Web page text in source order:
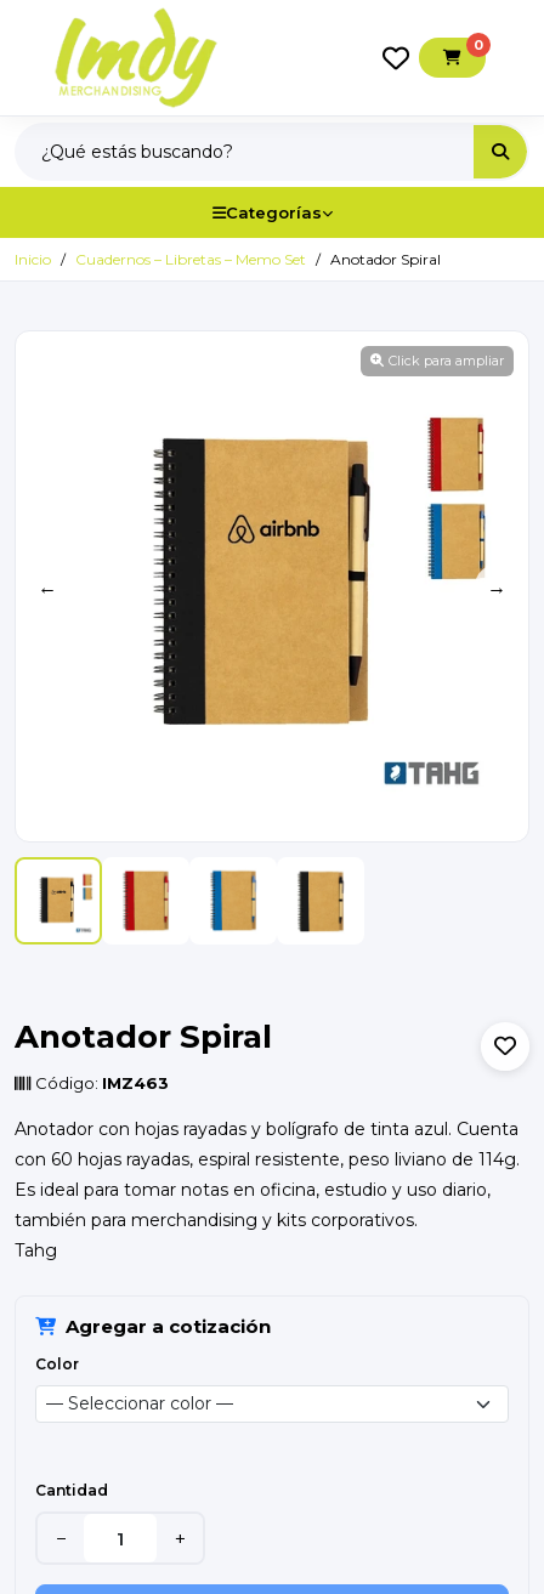
0
Categorías
Inicio Cuadernos – Libretas – Memo Set Anotador Spiral
Click para ampliar
← →
Anotador Spiral
Código: IMZ463
Anotador con hojas rayadas y bolígrafo de tinta azul. Cuenta
con 60 hojas rayadas, espiral resistente, peso liviano de 114g.
Es ideal para tomar notas en oficina, estudio y uso diario,
también para merchandising y kits corporativos.
Tahg
Agregar a cotización
Color
Cantidad
− +